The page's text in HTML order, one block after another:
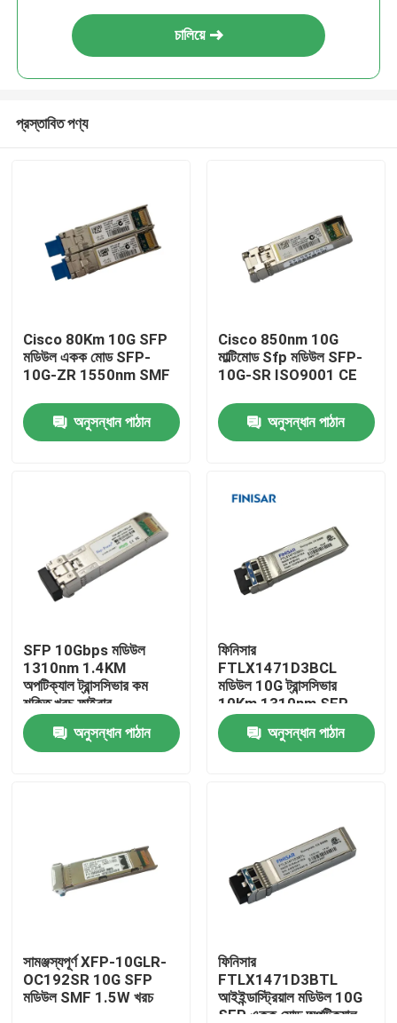
পণ্য
কারখানা ভ্রমণ
মান নিয়ন্ত্রণ
এনভিডিয়া এআই পণ্য
400G/800G অপটিক্যাল মডিউল
চালিয়ে
প্রস্তাবিত পণ্য
Cisco 80Km 10G SFP
মডিউল একক মোড SFP-
10G-ZR 1550nm SMF
অনুসন্ধান পাঠান
Cisco 850nm 10G
মাল্টিমোড Sfp মডিউল SFP-
10G-SR ISO9001 CE
অনুসন্ধান পাঠান
SFP 10Gbps মডিউল
1310nm 1.4KM
অপটিক্যাল ট্রান্সসিভার কম
শক্তি খরচ ফাইবার
অনুসন্ধান পাঠান
ফিনিসার
FTLX1471D3BCL
মডিউল 10G ট্রান্সসিভার
10Km 1310nm SFP
ফাইবার
অনুসন্ধান পাঠান
সামঞ্জস্যপূর্ণ XFP-10GLR-
OC192SR 10G SFP
মডিউল SMF 1.5W খরচ
ফিনিসার
FTLX1471D3BTL
আইইন্ডাস্ট্রিয়াল মডিউল 10G
SFP একক মোড অপটিক্যাল